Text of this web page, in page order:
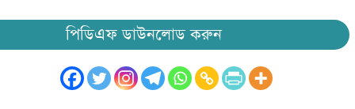
পিডিএফ ডাউনলোড করুন